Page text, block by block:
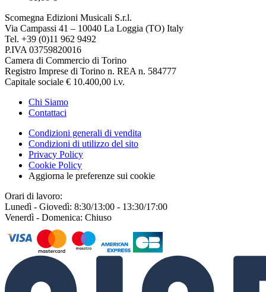
Scomegna Edizioni Musicali S.r.l.
Via Campassi 41 – 10040 La Loggia (TO) Italy
Tel. +39 (0)11 962 9492
P.IVA 03759820016
Camera di Commercio di Torino
Registro Imprese di Torino n. REA n. 584777
Capitale sociale € 10.400,00 i.v.
Chi Siamo
Contattaci
Condizioni generali di vendita
Condizioni di utilizzo del sito
Privacy Policy
Cookie Policy
Aggiorna le preferenze sui cookie
Orari di lavoro:
Lunedì - Giovedì: 8:30/13:00 - 13:30/17:00
Venerdì - Domenica: Chiuso